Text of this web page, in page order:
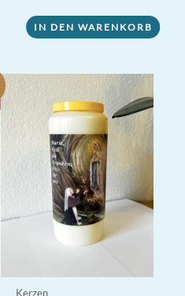
IN DEN WARENKORB
Kerzen